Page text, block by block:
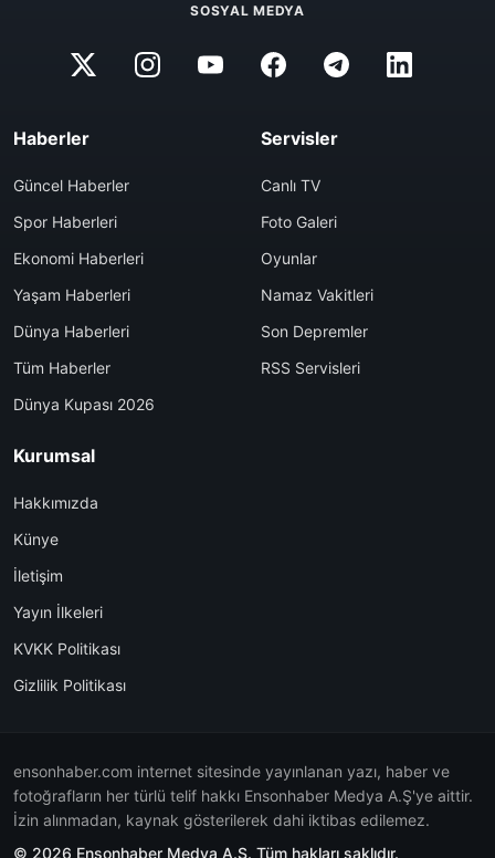
SOSYAL MEDYA
Haberler
Güncel Haberler
Spor Haberleri
Ekonomi Haberleri
Yaşam Haberleri
Dünya Haberleri
Tüm Haberler
Dünya Kupası 2026
Servisler
Canlı TV
Foto Galeri
Oyunlar
Namaz Vakitleri
Son Depremler
RSS Servisleri
Kurumsal
Hakkımızda
Künye
İletişim
Yayın İlkeleri
KVKK Politikası
Gizlilik Politikası
ensonhaber.com internet sitesinde yayınlanan yazı, haber ve
fotoğrafların her türlü telif hakkı Ensonhaber Medya A.Ş'ye aittir.
İzin alınmadan, kaynak gösterilerek dahi iktibas edilemez.
© 2026 Ensonhaber Medya A.Ş. Tüm hakları saklıdır.